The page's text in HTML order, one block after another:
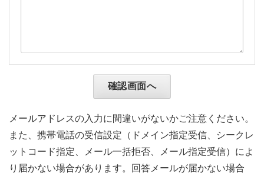
メールアドレスの入力に間違いがないかご注意ください。
また、携帯電話の受信設定（ドメイン指定受信、シークレ
ットコード指定、メール一括拒否、メール指定受信）によ
り届かない場合があります。回答メールが届かない場合